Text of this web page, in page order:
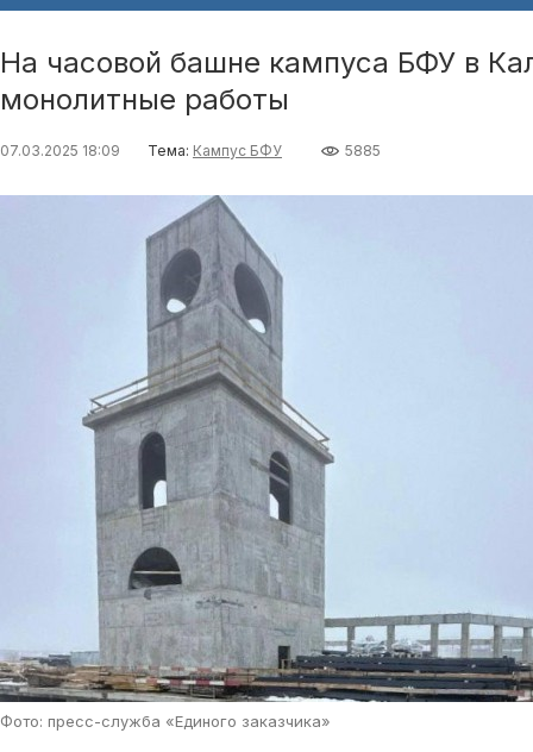
На часовой башне кампуса БФУ в
монолитные работы
07.03.2025 18:09 Тема: Кампус БФУ 5885
Фото: пресс-служба «Единого заказчика»